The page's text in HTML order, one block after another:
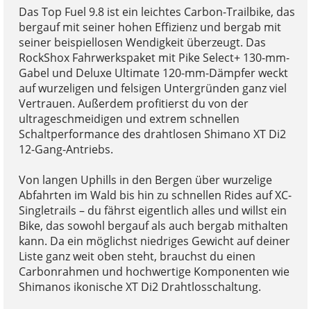
Das Top Fuel 9.8 ist ein leichtes Carbon-Trailbike, das
bergauf mit seiner hohen Effizienz und bergab mit
seiner beispiellosen Wendigkeit überzeugt. Das
RockShox Fahrwerkspaket mit Pike Select+ 130-mm-
Gabel und Deluxe Ultimate 120-mm-Dämpfer weckt
auf wurzeligen und felsigen Untergründen ganz viel
Vertrauen. Außerdem profitierst du von der
ultrageschmeidigen und extrem schnellen
Schaltperformance des drahtlosen Shimano XT Di2
12-Gang-Antriebs.
Von langen Uphills in den Bergen über wurzelige
Abfahrten im Wald bis hin zu schnellen Rides auf XC-
Singletrails – du fährst eigentlich alles und willst ein
Bike, das sowohl bergauf als auch bergab mithalten
kann. Da ein möglichst niedriges Gewicht auf deiner
Liste ganz weit oben steht, brauchst du einen
Carbonrahmen und hochwertige Komponenten wie
Shimanos ikonische XT Di2 Drahtlosschaltung.